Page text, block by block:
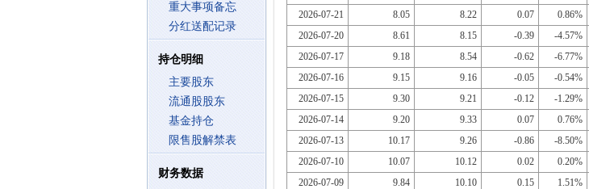
重大事项备忘
分红送配记录
持仓明细
主要股东
流通股股东
基金持仓
限售股解禁表
财务数据
2026-07-21
8.05 8.22 0.07 0.86%
2026-07-20
8.61 8.15 -0.39 -4.57%
2026-07-17
9.18 8.54 -0.62 -6.77%
2026-07-16
9.15 9.16 -0.05 -0.54%
2026-07-15
9.30 9.21 -0.12 -1.29%
2026-07-14
9.20 9.33 0.07 0.76%
2026-07-13
10.17 9.26 -0.86 -8.50%
2026-07-10
10.07 10.12 0.02 0.20%
2026-07-09
9.84 10.10 0.15 1.51%